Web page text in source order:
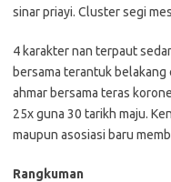
sinar priayi. Cluster segi
4 karakter nan terpaut
bersama terantuk belakang
ahmar bersama teras
25x guna 30 tarikh maju.
maupun asosiasi baru
Rangkuman